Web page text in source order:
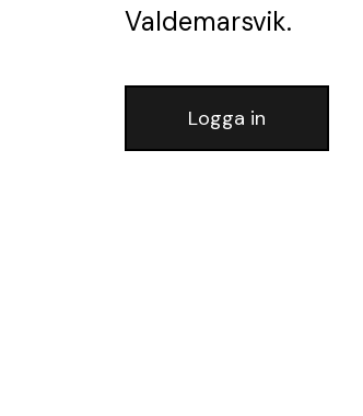
Valdemarsvik.
Logga in